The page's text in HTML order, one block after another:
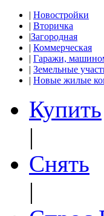
| Новостройки
| Вторичка
|Загородная
| Коммерческая
| Гаражи,
| Земельные
| Новые жилые
Купить
|
Снять
|